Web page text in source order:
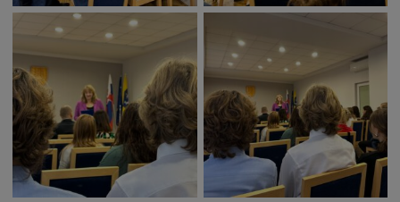
Deti a rodina
Dobrovoľníctvo
Benefícia
Duchovný život
EkoMesto
Tradície
Veda